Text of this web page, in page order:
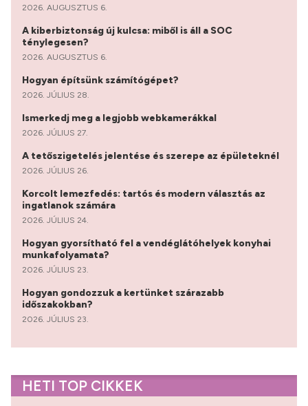
2026. AUGUSZTUS 6.
A kiberbiztonság új kulcsa: miből is áll a SOC
ténylegesen?
2026. AUGUSZTUS 6.
Hogyan építsünk számítógépet?
2026. JÚLIUS 28.
Ismerkedj meg a legjobb webkamerákkal
2026. JÚLIUS 27.
A tetőszigetelés jelentése és szerepe az épületeknél
2026. JÚLIUS 26.
Korcolt lemezfedés: tartós és modern választás az
ingatlanok számára
2026. JÚLIUS 24.
Hogyan gyorsítható fel a vendéglátóhelyek konyhai
munkafolyamata?
2026. JÚLIUS 23.
Hogyan gondozzuk a kertünket szárazabb
időszakokban?
2026. JÚLIUS 23.
HETI TOP CIKKEK